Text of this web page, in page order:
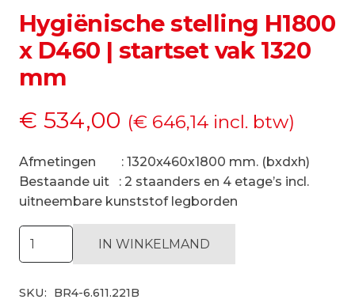
Hygiënische stelling H1800
x D460 | startset vak 1320
mm
€ 534,00 (€ 646,14 incl. btw)
Afmetingen : 1320x460x1800 mm. (bxdxh)
Bestaande uit : 2 staanders en 4 etage’s incl.
uitneembare kunststof legborden
x
IN WINKELMAND
SKU: BR4-6.611.221B